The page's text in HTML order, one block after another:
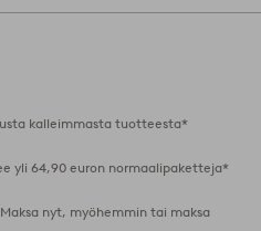
kalleimmasta tuotteesta*
yli 64,90 euron normaalipaketteja*
Maksa nyt, myöhemmin tai maksa